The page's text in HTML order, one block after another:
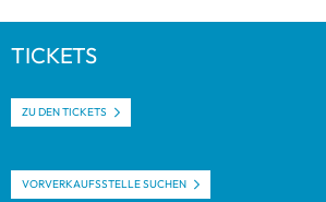
TICKETS
ZU DEN TICKETS
VOR­VER­KAUFS­STELLE SUCHEN